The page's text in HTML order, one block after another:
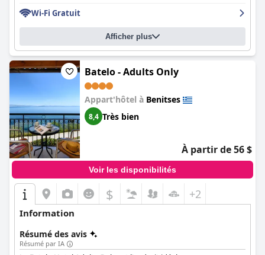
décrivent comme charmant, bien entretenu et exceptionnel. La
plage privée est l'un des points forts de l'établissement, bien
qu'il faille pour y accéder emprunter une route très fréquentée
sans chemin piétonnier. Dans l'ensemble, le Lido Corfu Sun Hotel
constitue un lieu de séjour confortable et magnifique lors d'une
visite à Corfou.
Wi-Fi Gratuit
Afficher plus
Batelo - Adults Only
Appart'hôtel à Benitses
8,4 Très bien
À partir de 56 $
Voir les disponibilités
$ +2
Information
Résumé des avis
Résumé par IA